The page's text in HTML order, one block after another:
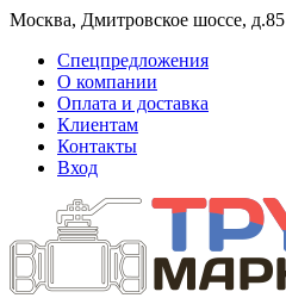
Москва, Дмитровское шоссе, д.85
Спецпредложения
О компании
Оплата и доставка
Клиентам
Контакты
Вход